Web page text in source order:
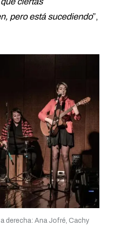
pero está sucediendo”,
derecha: Ana Jofré, Cachy